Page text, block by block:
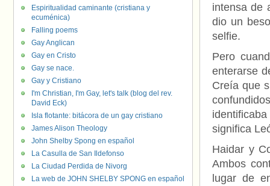
intensa de
dio un
selfie.
Pero
enterarse
Creía que
significa
Haidar y
Ambos
lugar de
Espiritualidad caminante (cristiana y
ecuménica)
Falling poems
Gay Anglican
Gay en Cristo
Gay se nace.
Gay y Cristiano
I'm Christian, I'm Gay, let's talk (blog del rev.
David Eck)
Isla flotante: bitácora de un gay cristiano
James Alison Theology
John Shelby Spong en español
La Casulla de San Ildefonso
La Ciudad Perdida de Nivorg
La web de JOHN SHELBY SPONG en español